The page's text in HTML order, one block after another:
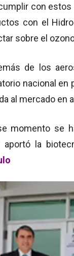
con
con el
sobre el
de los
nacional en
al mercado en
momento se
aportó la